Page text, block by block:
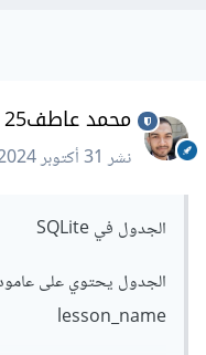
محمد عاطف25
نشر31 أكتوبر 2024
الجدول في SQLite
lesson_name